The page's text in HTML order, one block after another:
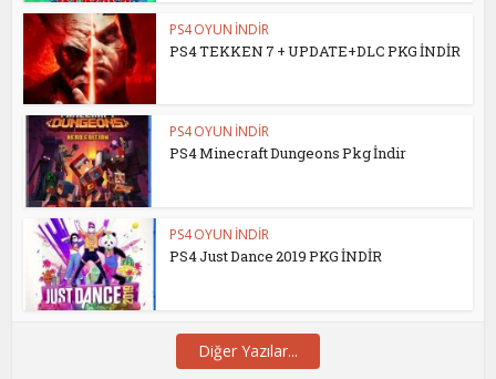
PS4 OYUN İNDİR
PS4 TEKKEN 7 + UPDATE+DLC PKG İNDİR
PS4 OYUN İNDİR
PS4 Minecraft Dungeons Pkg İndir
PS4 OYUN İNDİR
PS4 Just Dance 2019 PKG İNDİR
Diğer Yazılar...